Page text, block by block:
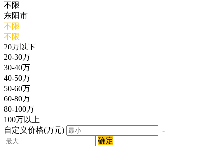
不限
东阳市
不限
不限
20万以下
20-30万
30-40万
40-50万
50-60万
60-80万
80-100万
100万以上
自定义价格(万元)
-
确定